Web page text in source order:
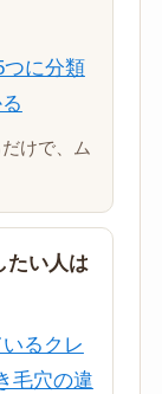
つに分類
けで、ム
たい人は
るクレ
毛穴の違